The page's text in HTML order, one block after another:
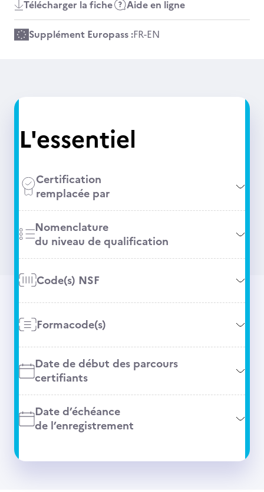
Télécharger la fiche Aide en ligne
Supplément Europass :FR-EN
L'essentiel
Certification
remplacée par
Nomenclature
du niveau de qualification
Code(s) NSF
Formacode(s)
Date de début des parcours
certifiants
Date d’échéance
de l’enregistrement